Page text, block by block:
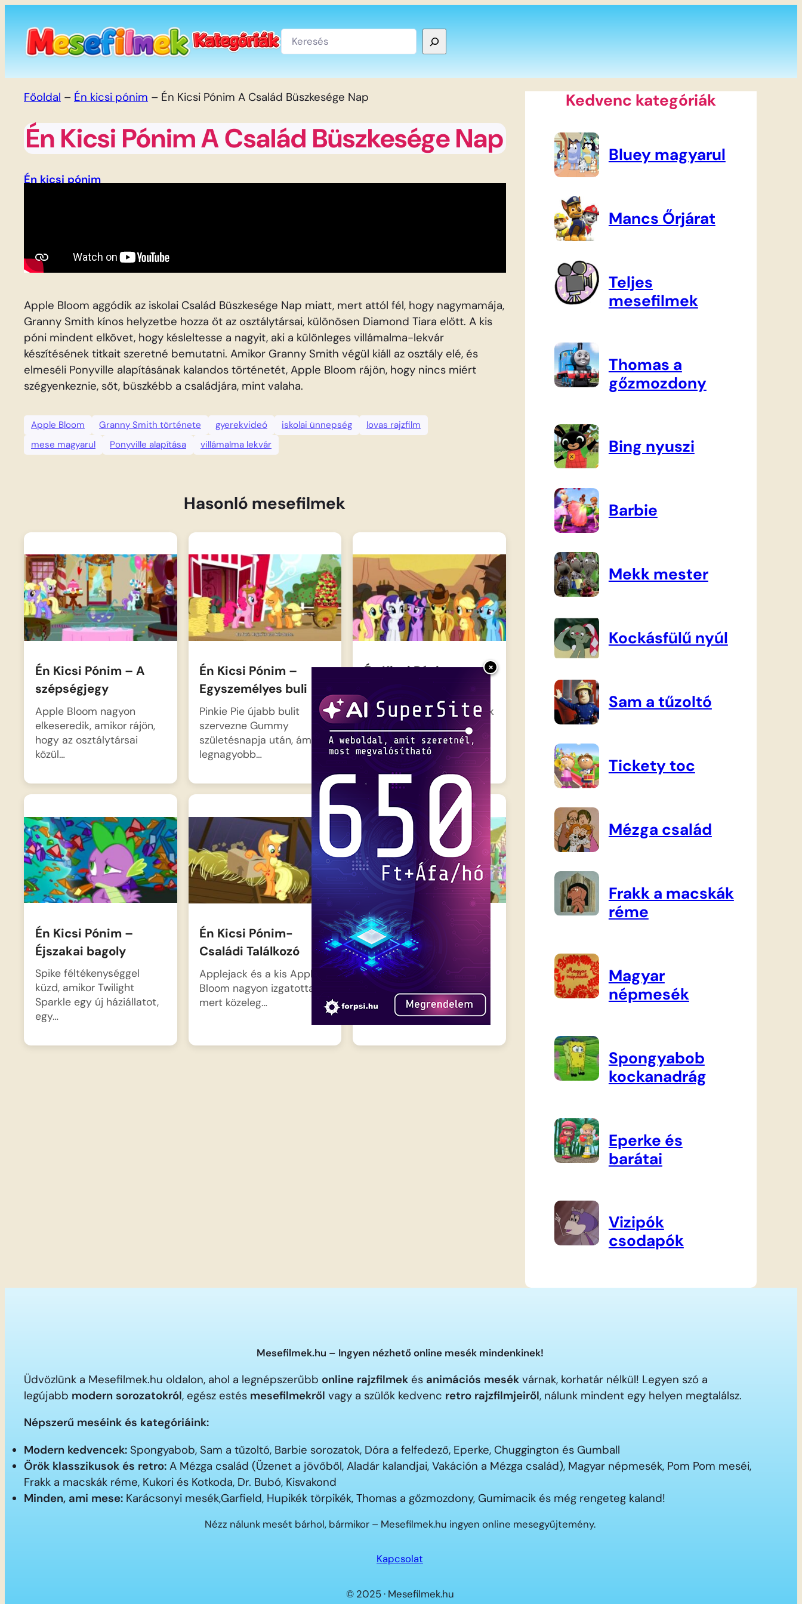
×
tartalomhoz
Keresés
Főoldal – Én kicsi pónim – Én Kicsi Pónim A Család Büszkesége Nap
Én Kicsi Pónim A Család Büszkesége Nap
Én kicsi pónim
Apple Bloom aggódik az iskolai Család Büszkesége Nap miatt, mert attól fél, hogy nagymamája,
Granny Smith kínos helyzetbe hozza őt az osztálytársai, különösen Diamond Tiara előtt. A kis
póni mindent elkövet, hogy késleltesse a nagyit, aki a különleges villámalma-lekvár
készítésének titkait szeretné bemutatni. Amikor Granny Smith végül kiáll az osztály elé, és
elmeséli Ponyville alapításának kalandos történetét, Apple Bloom rájön, hogy nincs miért
szégyenkeznie, sőt, büszkébb a családjára, mint valaha.
Apple Bloom Granny Smith története gyerekvideó iskolai ünnepség
lovas rajzfilm
mese magyarul
Ponyville alapítása villámalma lekvár
Hasonló mesefilmek
Én Kicsi Pónim – A
szépségjegy
Apple Bloom nagyon
elkeseredik, amikor rájön,
hogy az osztálytársai
közül…
Én Kicsi Pónim –
Egyszemélyes buli
Pinkie Pie újabb bulit
szervezne Gummy
születésnapja után, ám
legnagyobb…
Én Kicsi Pónim –
A pónik izgatottan utaznak
vonattal a vadnyugati
hangulatú Appleloosába,
hogy…
Én Kicsi Pónim –
Éjszakai bagoly
Spike féltékenységgel
küzd, amikor Twilight
Sparkle egy új háziállatot,
egy…
Én Kicsi Pónim-
Családi Találkozó
Applejack és a kis Apple
Bloom nagyon izgatottak,
mert közeleg…
Én Kicsi Pónim –
Rossz rokon
Almavirág alig várja, hogy
unokatestvére, Babs Seed
a nagyvárosból,…
Kedvenc kategóriák
Bluey magyarul
Mancs Őrjárat
Teljes
mesefilmek
Thomas a
gőzmozdony
Bing nyuszi
Barbie
Mekk mester
Kockásfülű nyúl
Sam a tűzoltó
Tickety toc
Mézga család
Frakk a macskák
réme
Magyar
népmesék
Spongyabob
kockanadrág
Eperke és
barátai
Vizipók
csodapók
Mesefilmek.hu – Ingyen nézhető online mesék mindenkinek!
Üdvözlünk a Mesefilmek.hu oldalon, ahol a legnépszerűbb online rajzfilmek és animációs mesék várnak, korhatár nélkül! Legyen szó a
legújabb modern sorozatokról, egész estés mesefilmekről vagy a szülők kedvenc retro rajzfilmjeiről, nálunk mindent egy helyen megtalálsz.
Népszerű meséink és kategóriáink:
Modern kedvencek: Spongyabob, Sam a tűzoltó, Barbie sorozatok, Dóra a felfedező, Eperke, Chuggington és Gumball
Örök klasszikusok és retro: A Mézga család (Üzenet a jövőből, Aladár kalandjai, Vakáción a Mézga család), Magyar népmesék, Pom Pom meséi,
Frakk a macskák réme, Kukori és Kotkoda, Dr. Bubó, Kisvakond
Minden, ami mese: Karácsonyi mesék,Garfield, Hupikék törpikék, Thomas a gőzmozdony, Gumimacik és még rengeteg kaland!
Nézz nálunk mesét bárhol, bármikor – Mesefilmek.hu ingyen online mesegyűjtemény.
Kapcsolat
© 2025 · Mesefilmek.hu